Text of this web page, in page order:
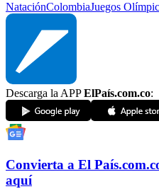
NataciónColombiaJuegos
Descarga la APPElPaís.com.co:
Convierta a El País
aquí